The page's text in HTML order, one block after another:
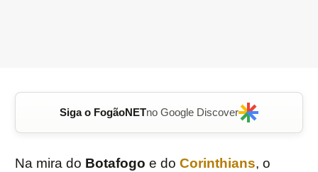
Siga o FogãoNETno Google Discover
Na mira do Botafogo e do Corinthians, o